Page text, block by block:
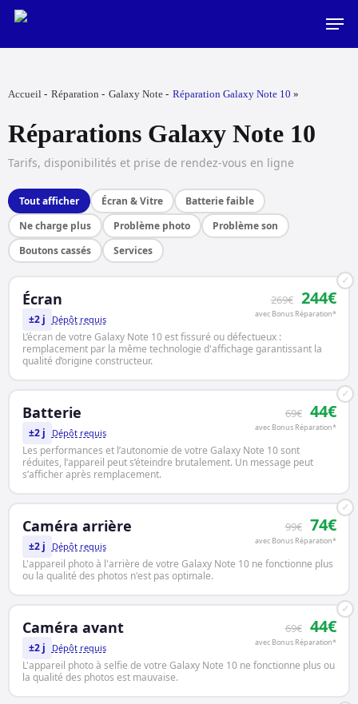
Skip
Menu
Accueil Réparation Galaxy Note Réparation Galaxy Note 10
Réparations Galaxy Note 10
Tarifs, disponibilités et prise de rendez-vous en ligne
Tout afficher Écran & Vitre
Batterie faible
Ne charge plus
Problème photo
Problème son
Boutons cassés
Services
✓
Écran 269€ 244€
avec Bonus Réparation*
±2 j Dépôt requis
L’écran de votre Galaxy Note 10 est fissuré ou défectueux :
remplacement par la même technologie d'affichage garantissant la
qualité d’origine constructeur.
✓
Batterie 69€ 44€
avec Bonus Réparation*
±2 j Dépôt requis
Les performances et l’autonomie de votre Galaxy Note 10 sont
réduites, l’appareil peut s’éteindre brutalement. Un message peut
s’afficher après remplacement.
✓
Caméra arrière 99€ 74€
avec Bonus Réparation*
±2 j Dépôt requis
L'appareil photo à l'arrière de votre Galaxy Note 10 ne fonctionne plus
ou la qualité des photos n'est pas optimale.
✓
Caméra avant 69€ 44€
avec Bonus Réparation*
±2 j Dépôt requis
L'appareil photo à selfie de votre Galaxy Note 10 ne fonctionne plus ou
la qualité des photos est mauvaise.